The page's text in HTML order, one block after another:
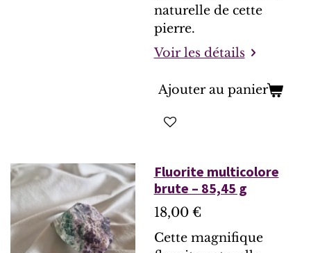
naturelle de cette
pierre.
Voir les détails
Ajouter au panier
Fluorite multicolore
brute – 85,45 g
18,00 €
Cette magnifique